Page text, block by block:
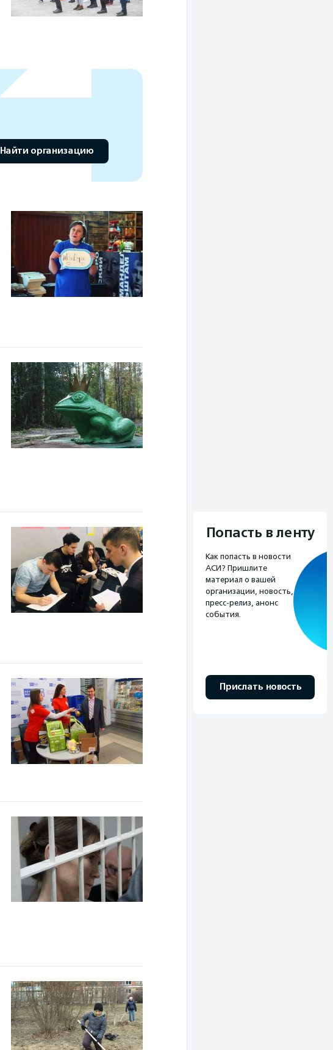
Найти организацию
Попасть в ленту
Как попасть в новости
АСИ? Пришлите
материал о вашей
организации, новость,
пресс-релиз, анонс
события.
Прислать новость